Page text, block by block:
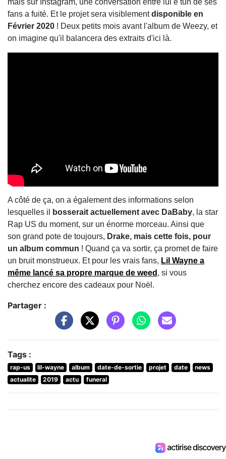
mais sur Instagram, une conversation entre lui e tun de ses
fans a fuité. Et le projet sera visiblementdisponible en
Février 2020 ! Deux petits mois avant l'album de Weezy, et
on imagine qu'il balancera des extraits d'ici là.
A côté de ça, on a également des informations selon
lesquelles il
bosserait actuellement avec DaBaby, la star
Rap US du moment, sur un énorme morceau. Ainsi que
son grand pote de toujours, Drake, mais cette fois, pour
un album commun ! Quand ça va sortir, ça promet de faire
un bruit monstrueux. Et pour les vrais fans, Lil Wayne a
même lancé sa propre marque de weed , si vous
cherchez encore des cadeaux pour Noël.
Partager :
Tags :
rap-us lil-wayne album date-de-sortie projet date
news
actualite
2019 actu funeral